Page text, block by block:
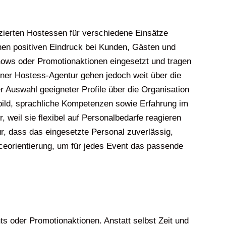
Hostessen für verschiedene Einsätze
positiven Eindruck bei Kunden, Gästen und
oder Promotionaktionen eingesetzt und tragen
Hostess-Agentur gehen jedoch weit über die
Auswahl geeigneter Profile über die Organisation
sprachliche Kompetenzen sowie Erfahrung im
weil sie flexibel auf Personalbedarfe reagieren
dass das eingesetzte Personal zuverlässig,
um für jedes Event das passende
oder Promotionaktionen. Anstatt selbst Zeit und